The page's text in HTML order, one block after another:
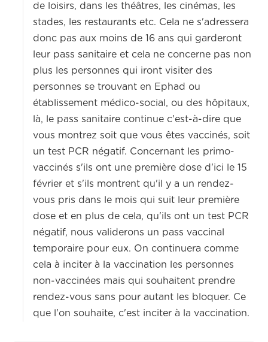
de loisirs, dans les théâtres, les cinémas, les
stades, les restaurants etc. Cela ne s'adressera
donc pas aux moins de 16 ans qui garderont
leur pass sanitaire et cela ne concerne pas non
plus les personnes qui iront visiter des
personnes se trouvant en Ephad ou
établissement médico-social, ou des hôpitaux,
là, le pass sanitaire continue c'est-à-dire que
vous montrez soit que vous êtes vaccinés, soit
un test PCR négatif. Concernant les primo-
vaccinés s'ils ont une première dose d'ici le 15
février et s'ils montrent qu'il y a un rendez-
vous pris dans le mois qui suit leur première
dose et en plus de cela, qu'ils ont un test PCR
négatif, nous validerons un pass vaccinal
temporaire pour eux. On continuera comme
cela à inciter à la vaccination les personnes
non-vaccinées mais qui souhaitent prendre
rendez-vous sans pour autant les bloquer. Ce
que l'on souhaite, c'est inciter à la vaccination.